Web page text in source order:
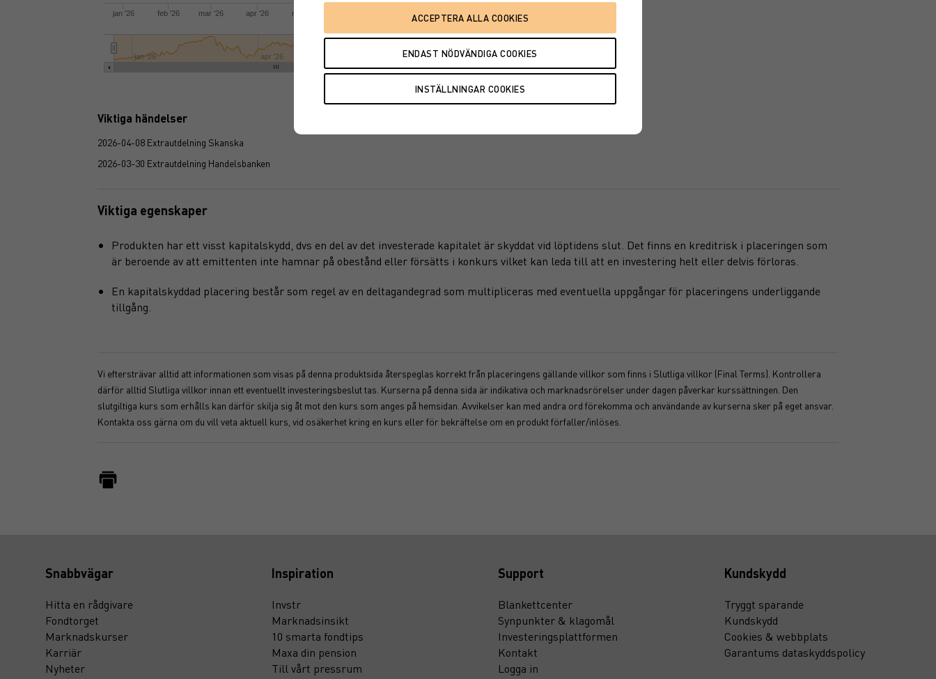
jan '26 feb '26 mar '26 apr '26 maj '26 aug '26
jan '26 apr '26 jul '26
Viktiga händelser
2026-04-08 Extrautdelning Skanska
2026-03-30 Extrautdelning Handelsbanken
Viktiga egenskaper
Produkten har ett visst kapitalskydd, dvs en del av det investerade kapitalet är skyddat vid löptidens slut. Det finns en kreditrisk i placeringen som
är beroende av att emittenten inte hamnar på obestånd eller försätts i konkurs vilket kan leda till att en investering helt eller delvis förloras.
En kapitalskyddad placering består som regel av en deltagandegrad som multipliceras med eventuella uppgångar för placeringens underliggande
tillgång.
Vi eftersträvar alltid att informationen som visas på denna produktsida återspeglas korrekt från placeringens gällande villkor som finns i Slutliga villkor (Final Terms). Kontrollera
därför alltid Slutliga villkor innan ett eventuellt investeringsbeslut tas. Kurserna på denna sida är indikativa och marknadsrörelser under dagen påverkar kurssättningen. Den
slutgiltiga kurs som erhålls kan därför skilja sig åt mot den kurs som anges på hemsidan. Avvikelser kan med andra ord förekomma och användande av kurserna sker på eget ansvar.
Kontakta oss gärna om du vill veta aktuell kurs, vid osäkerhet kring en kurs eller för bekräftelse om en produkt förfaller/inlöses.
Snabbvägar
Hitta en rådgivare
Fondtorget
Marknadskurser
Karriär
Nyheter
Inspiration
Invstr
Marknadsinsikt
10 smarta fondtips
Maxa din pension
Till vårt pressrum
Support
Blankettcenter
Synpunkter & klagomål
Investeringsplattformen
Kontakt
Logga in
Kundskydd
Tryggt sparande
Kundskydd
Cookies & webbplats
Garantums dataskyddspolicy